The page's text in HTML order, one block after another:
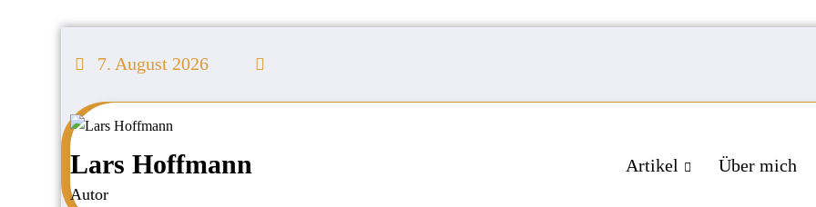
Inhalt
7. August 2026
Lars Hoffmann
Autor
Artikel Über mich